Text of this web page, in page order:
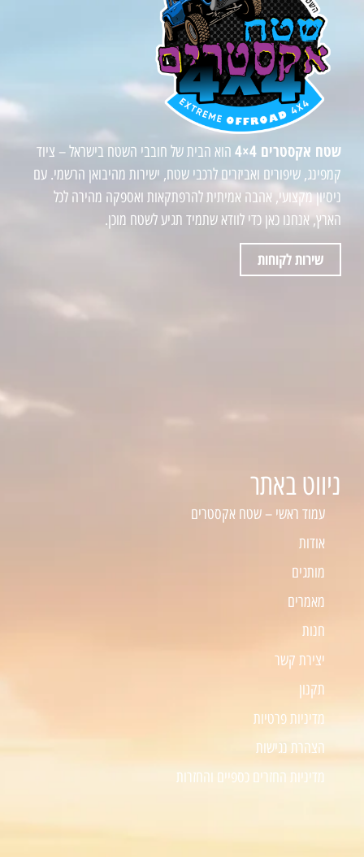
שטח אקסטרים 4×4
הוא הבית של חובבי השטח בישראל – ציוד
קמפינג, שיפורים ואביזרים לרכבי שטח, ישירות מהיבואן הרשמי. עם
ניסיון מקצועי, אהבה אמיתית להרפתקאות ואספקה מהירה לכל
הארץ, אנחנו כאן כדי לוודא שתמיד תגיע לשטח מוכן.
שירות לקוחות
ניווט באתר
עמוד ראשי – שטח אקסטרים
אודות
מותגים
מאמרים
חנות
יצירת קשר
תקנון
מדיניות פרטיות
הצהרת נגישות
מדיניות החזרים כספיים והחזרות